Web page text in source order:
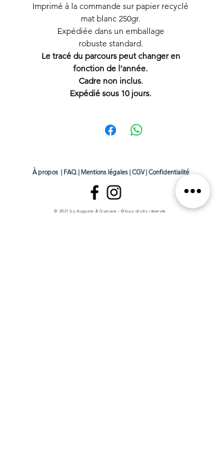
Imprimé à la commande sur papier recyclé
mat blanc 250gr.
Expédiée dans un emballage
robuste standard.
Le tracé du parcours peut changer en
fonction de l'année.
Cadre non inclus.
Expédié sous 10 jours.
À propos| FAQ|Mentions légales|CGV|Confidentialité
© 2021 by Auguste & Gustave - ©tous droits réservés